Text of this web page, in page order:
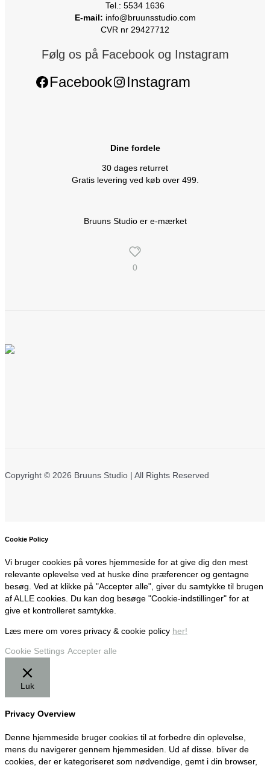
Tel.: 5534 1636
E-mail: info@bruunsstudio.com
CVR nr 29427712
Følg os på Facebook og Instagram
Facebook Instagram
Dine fordele
30 dages returret
Gratis levering ved køb over 499.
Bruuns Studio er e-mærket
0
Copyright © 2026 Bruuns Studio | All Rights Reserved
Cookie Policy
Vi bruger cookies på vores hjemmeside for at give dig den mest
relevante oplevelse ved at huske dine præferencer og gentagne
besøg. Ved at klikke på "Accepter alle", giver du samtykke til brugen
af ALLE cookies. Du kan dog besøge "Cookie-indstillinger" for at
give et kontrolleret samtykke.
Læs mere om vores privacy & cookie policy her!
Cookie Settings Accepter alle
Luk
Privacy Overview
Denne hjemmeside bruger cookies til at forbedre din oplevelse,
mens du navigerer gennem hjemmesiden. Ud af disse. bliver de
cookies, der er kategoriseret som nødvendige, gemt i din browser,